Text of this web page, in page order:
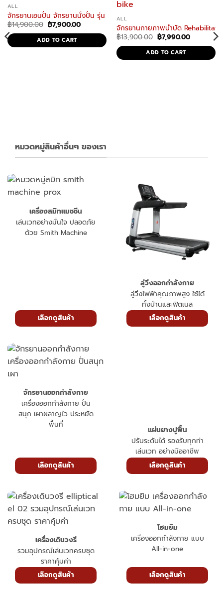
ALL
จักรยานเอนปั่น จักรยานนั่งปั่น รุ่น RB1 จักรยานฟิตเนส Recumbent Bike
฿14,900.00 Original
price
was:
฿14,900.00.
฿7,900.00Current
฿7,900.00.
ADD TO CART
ALL
จักรยานกายภาพบําบัด
฿13,900.00 Original
price
was:
฿13,900.00.
฿7,990.00Current
฿7,990.00.
ADD TO CART
หมวดหมู่สินค้าอื่นๆ ของเรา
เครื่องสมิทแมชชีน
เล่นเวทอย่างมั่นใจ ปลอดภัย
ด้วย Smith Machine
เลือกดูสินค้า
ลู่วิ่งออกกำลังกาย
ลู่วิ่งไฟฟ้าคุณภาพสูง ใช้ได้
ทั้งบ้านและฟิตเนส
เลือกดูสินค้า
จักรยานออกกำลังกาย
เครื่องออกกำลังกาย ปั่น
สนุก เผาผลาญไว ประหยัด
พื้นที่
แผ่นยางปูพื้น
ปรับระดับได้ รองรับทุกท่า
เล่นเวท อย่างมืออาชีพ
เครื่องเดินวงรี
รวมอุปกรณ์เล่นเวทครบชุด
ราคาคุ้มค่า
โฮมยิม
All-in-one